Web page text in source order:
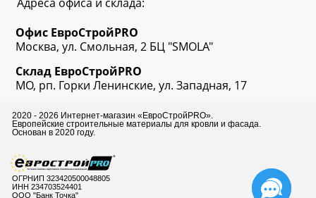
Офис ЕвроСтройPRO
Москва, ул. Смольная, 2 БЦ "SMOLA"
Склад ЕвроСтройPRO
МО, рп. Горки Ленинские, ул. Западная, 17
2020 - 2026 Интернет-магазин «ЕвроСтройPRO».
Европейские строительные материалы для кровли и фасада.
Основан в 2020 году.
ОГРНИП 323420500048805
ИНН 234703524401
ООО "Банк Точка"